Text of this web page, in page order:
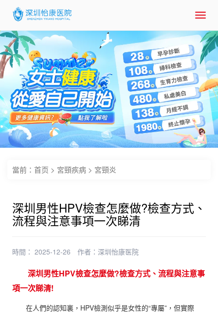
當前： 首页 > 宮頸疾病 > 宮頸炎
深圳男性HPV檢查怎麼做?檢查方式、
流程與注意事項一次睇清
時間： 2025-12-26 作者： 深圳怡康医院
深圳男性HPV檢查怎麼做?檢查方式、流程與注意事
項一次睇清!
在人們的認知裏，HPV檢測似乎是女性的“專屬”，但實際